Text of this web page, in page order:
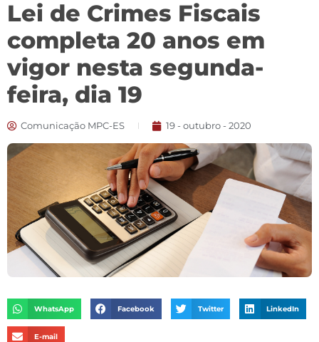
Lei de Crimes Fiscais
completa 20 anos em
vigor nesta segunda-
feira, dia 19
Comunicação MPC-ES 19 - outubro - 2020
WhatsApp Facebook Twitter LinkedIn
E-mail